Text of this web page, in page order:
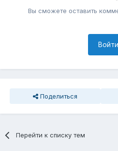
Вы сможете оставить
Войти
Поделиться
Перейти к списку тем